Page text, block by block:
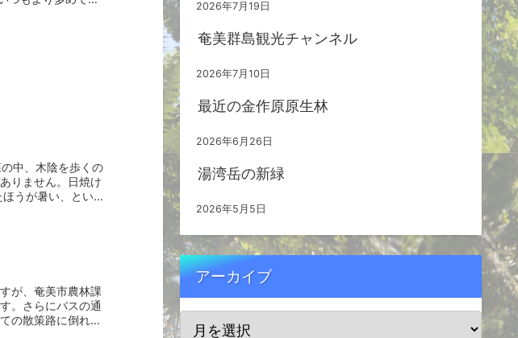
中、木陰を歩くの
りません。日焼け
うが暑い、という
が、奄美市農林課
。さらにバスの通
の散策路に倒れこ
2026年7月19日
奄美群島観光チャンネル
2026年7月10日
最近の金作原原生林
2026年6月26日
湯湾岳の新緑
2026年5月5日
アーカイブ